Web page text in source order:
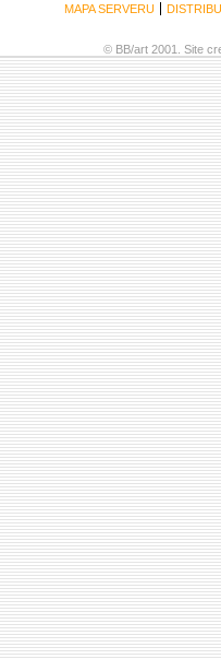
MAPA SERVERU
© BB/art 2001. Site